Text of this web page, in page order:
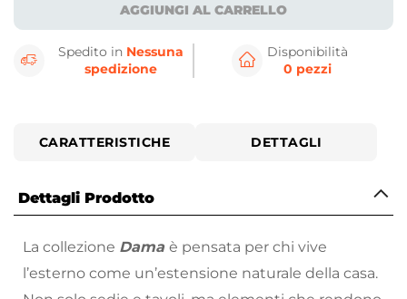
AGGIUNGI AL CARRELLO
Spedito in Nessuna
spedizione
Disponibilità
0 pezzi
CARATTERISTICHE DETTAGLI
Dettagli Prodotto
La collezione Dama è pensata per chi vive
l’esterno come un’estensione naturale della casa.